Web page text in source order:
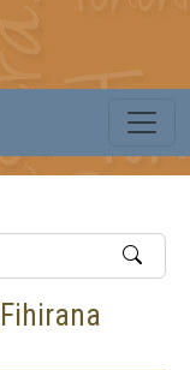
Fihirana